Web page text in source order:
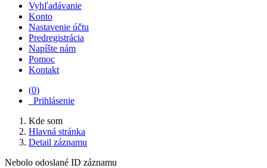
Vyhľadávanie
Konto
Nastavenie účtu
Predregistrácia
Napíšte nám
Pomoc
Kontakt
(0)
Prihlásenie
Kde som
Hlavná stránka
Detail záznamu
Nebolo odoslané ID záznamu